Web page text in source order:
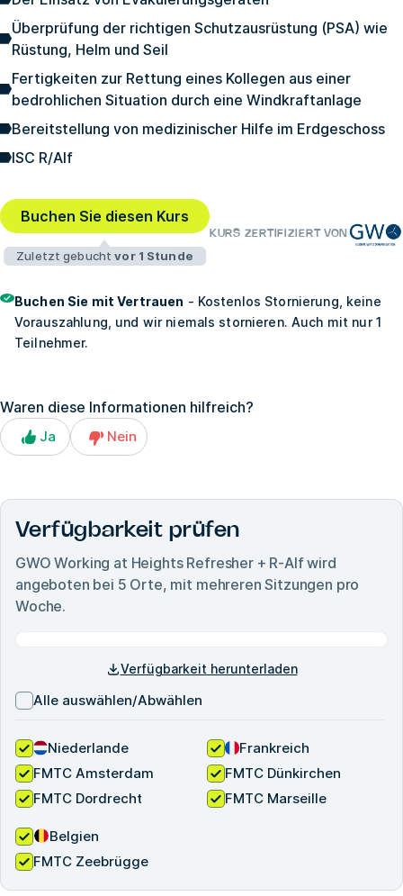
Überprüfung der richtigen Schutzausrüstung (PSA) wie
Rüstung, Helm und Seil
Fertigkeiten zur Rettung eines Kollegen aus einer
bedrohlichen Situation durch eine Windkraftanlage
Bereitstellung von medizinischer Hilfe im Erdgeschoss
ISC R/Alf
Buchen Sie diesen Kurs
Zuletzt gebuchtvor 1 Stunde
KURS ZERTIFIZIERT VON
Buchen Sie mit Vertrauen - Kostenlos Stornierung, keine
Vorauszahlung, und wir niemals stornieren. Auch mit nur 1
Teilnehmer.
Waren diese Informationen hilfreich?
Ja Nein
Verfügbarkeit prüfen
GWO Working at Heights Refresher + R-Alfwird
angeboten bei 5 Orte, mit mehreren Sitzungen pro
Woche.
Verfügbarkeit herunterladen
Alle auswählen/Abwählen
Niederlande
FMTC Amsterdam
FMTC Dordrecht
Frankreich
FMTC Dünkirchen
FMTC Marseille
Belgien
FMTC Zeebrügge